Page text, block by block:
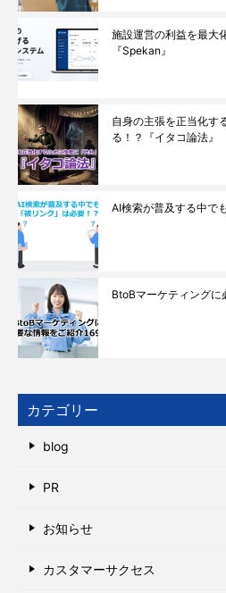
施設運営の利益を最大
『Spekan』
自身の主張を正当化す
る！？『イタコ論法』
AI検索が普及する中で
BtoBマーケティングに
カテゴリー
blog
PR
お知らせ
カスタマーサクセス